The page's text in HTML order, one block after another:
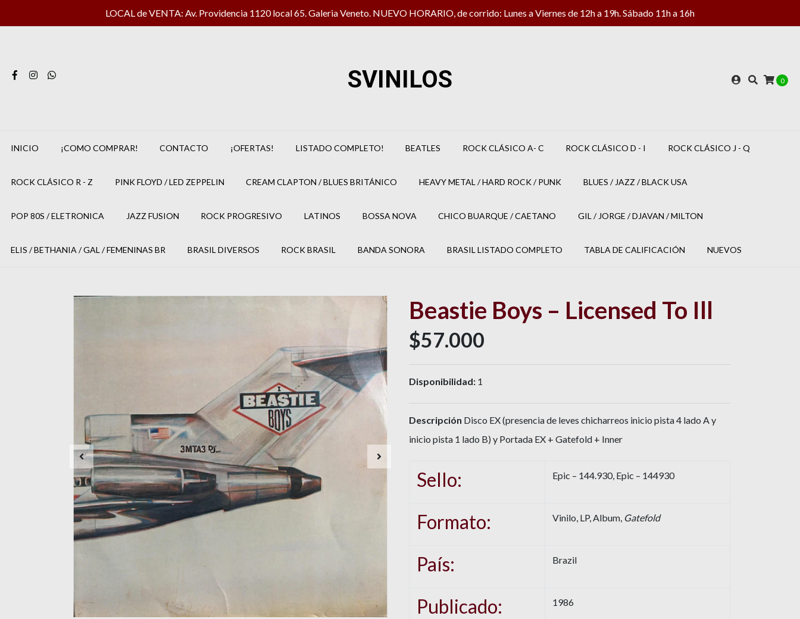
LOCAL de VENTA: Av. Providencia 1120 local 65. Galeria Veneto. NUEVO HORARIO, de corrido: Lunes a Viernes de 12h a 19h. Sábado 11h a 16h
SVINILOS 0
INICIO ¡COMO COMPRAR! CONTACTO ¡OFERTAS! LISTADO COMPLETO! BEATLES ROCK CLÁSICO A- C ROCK CLÁSICO D - I ROCK CLÁSICO J - Q
ROCK CLÁSICO R - Z PINK FLOYD / LED ZEPPELIN CREAM CLAPTON / BLUES BRITÁNICO HEAVY METAL / HARD ROCK / PUNK BLUES / JAZZ / BLACK USA
POP 80S / ELETRONICA JAZZ FUSION ROCK PROGRESIVO LATINOS BOSSA NOVA CHICO BUARQUE / CAETANO GIL / JORGE / DJAVAN / MILTON
ELIS / BETHANIA / GAL / FEMENINAS BR BRASIL DIVERSOS ROCK BRASIL BANDA SONORA BRASIL LISTADO COMPLETO TABLA DE CALIFICACIÓN NUEVOS
Beastie Boys – Licensed To Ill
$57.000
Disponibilidad: 1
Descripción Disco EX (presencia de leves chicharreos inicio pista 4 lado A y
inicio pista 1 lado B) y Portada EX + Gatefold + Inner
Sello: Epic – 144.930, Epic – 144930
Formato: Vinilo, LP, Album, Gatefold
País: Brazil
Publicado: 1986